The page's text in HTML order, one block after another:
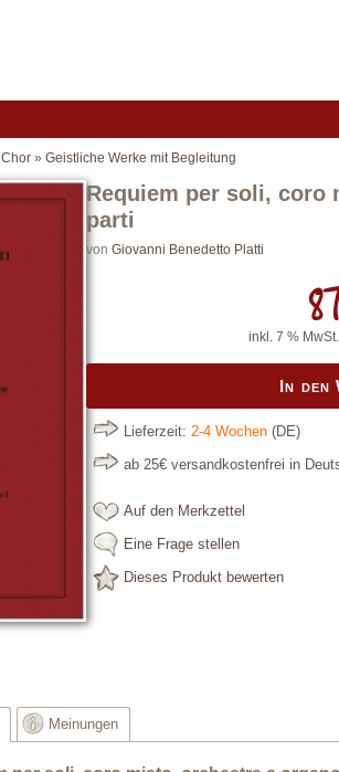
» Geistliche Werke mit Begleitung
Requiem per soli, coro
parti
von Giovanni Benedetto Platti
inkl. 7 %
In den
Lieferzeit: 2-4 Wochen (DE)
ab 25€ versandkostenfrei in
Auf den Merkzettel
Eine Frage stellen
Dieses Produkt bewerten
Meinungen